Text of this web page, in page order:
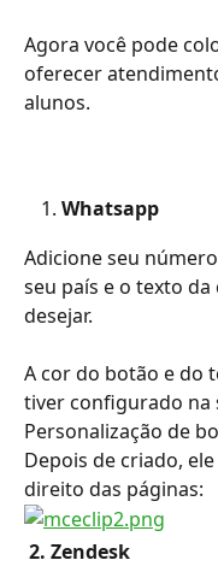
Agora você pode
oferecer
alunos.
Whatsapp
Adicione seu
seu país e o texto
desejar.
A cor do botão e do
tiver configurado na
Personalização de
Depois de criado,
direito das páginas:
2. Zendesk